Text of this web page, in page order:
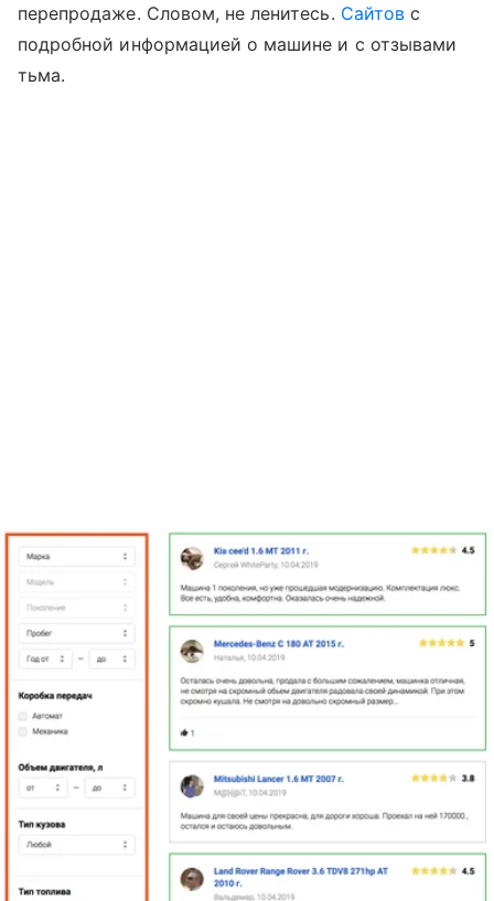
перепродаже. Словом, не ленитесь. Сайтовс
подробной информацией о машине и с отзывами
тьма.